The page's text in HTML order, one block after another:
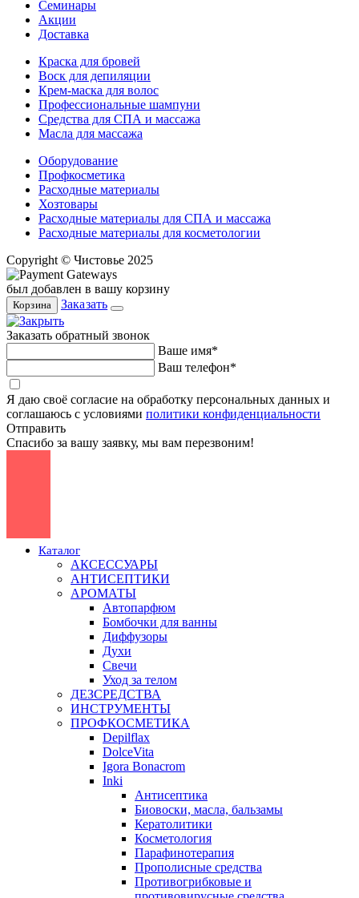
Семинары
Акции
Доставка
Краска для бровей
Воск для депиляции
Крем-маска для волос
Профессиональные шампуни
Средства для СПА и массажа
Масла для массажа
Оборудование
Профкосметика
Расходные материалы
Хозтовары
Расходные материалы для СПА и массажа
Расходные материалы для косметологии
Copyright © Чистовье 2025
был добавлен в вашу корзину
Корзина Заказать
Заказать обратный звонок
Ваше имя*
Ваш телефон*
Я даю своё согласие на обработку персональных данных и
соглашаюсь с условиями политики конфиденциальности
Отправить
Спасибо за вашу заявку, мы вам перезвоним!
Каталог
АКСЕССУАРЫ
АНТИСЕПТИКИ
АРОМАТЫ
Автопарфюм
Бомбочки для ванны
Диффузоры
Духи
Свечи
Уход за телом
ДЕЗСРЕДСТВА
ИНСТРУМЕНТЫ
ПРОФКОСМЕТИКА
Depilflax
DolceVita
Igora Bonacrom
Inki
Антисептика
Биовоски, масла, бальзамы
Кератолитики
Косметология
Парафинотерапия
Прополисные средства
Противогрибковые и